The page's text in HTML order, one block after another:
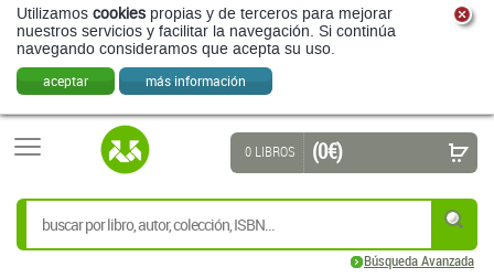
Utilizamos cookies propias y de terceros para mejorar
nuestros servicios y facilitar la navegación. Si continúa
navegando consideramos que acepta su uso.
aceptar más información
Búsqueda Avanzada
0 LIBROS (0 €)